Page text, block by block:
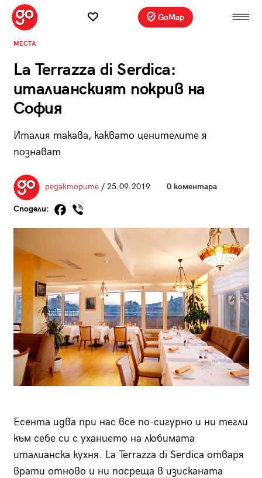
GoMap
МЕСТА
La Terrazza di Serdica:
италианският покрив на
София
Италия такава, каквато ценителите я
познават
редакторите/ 25.09.2019 0 коментара
Сподели:
Есента идва при нас все по-сигурно и ни тегли
към себе си с уханието на любимата
италианска кухня. La Terrazza di Serdica отваря
врати отново и ни посреща в изисканата